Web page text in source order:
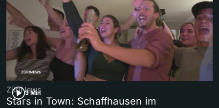
3 Min
ZüriNews
Stars in Town: Schaffhausen im